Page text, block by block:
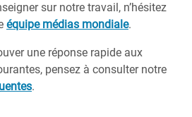
sur notre travail, n’hésitez
équipe médias mondiale.
une réponse rapide aux
pensez à consulter notre
.